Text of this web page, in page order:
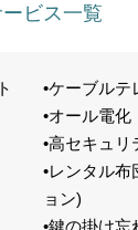
ビス一覧
•ケーブルテ
•オール電化
•高セキュリ
•レンタル布
ョン)
•鍵の掛け忘